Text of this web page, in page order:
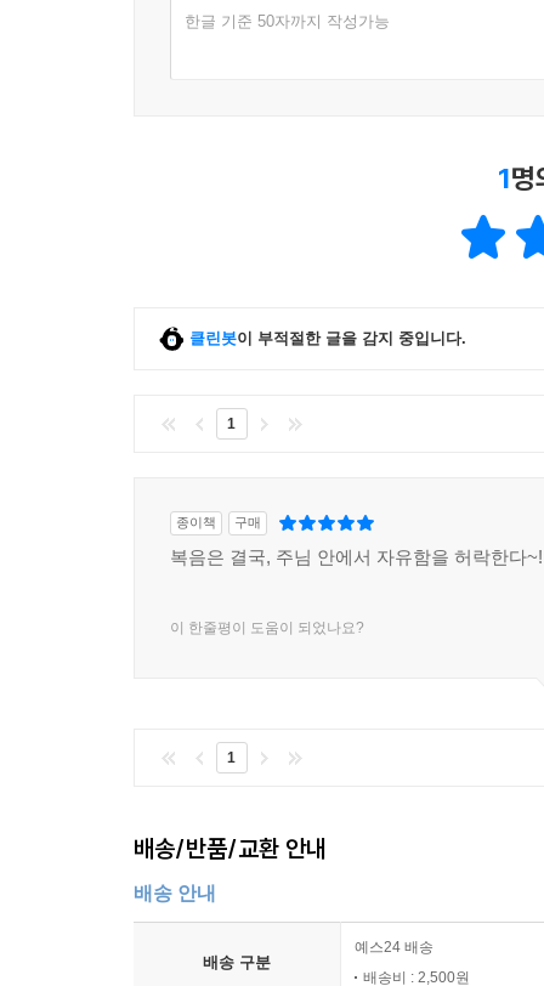
한글 기준 50자까지 작성가능
1명
클린봇이 부적절한 글을 감지 중입니다.
1
종이책 구매
복음은 결국, 주님 안에서 자유함을 허락한다~!
이 한줄평이 도움이 되었나요?
1
배송/반품/교환 안내
배송 안내
배송 구분
예스24 배송
배송비 : 2,500원